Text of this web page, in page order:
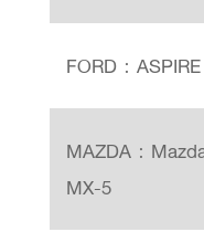
FORD :
MAZDA :
MX-5